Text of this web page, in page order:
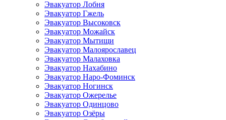
Эвакуатор Лобня
Эвакуатор Гжель
Эвакуатор Высоковск
Эвакуатор Можайск
Эвакуатор Мытищи
Эвакуатор Малоярославец
Эвакуатор Малаховка
Эвакуатор Нахабино
Эвакуатор Наро-Фоминск
Эвакуатор Ногинск
Эвакуатор Ожерелье
Эвакуатор Одинцово
Эвакуатор Озёры